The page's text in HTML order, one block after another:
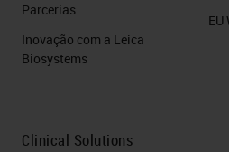
Parcerias
Inovação com a Leica
Biosystems
EU
Clinical Solutions